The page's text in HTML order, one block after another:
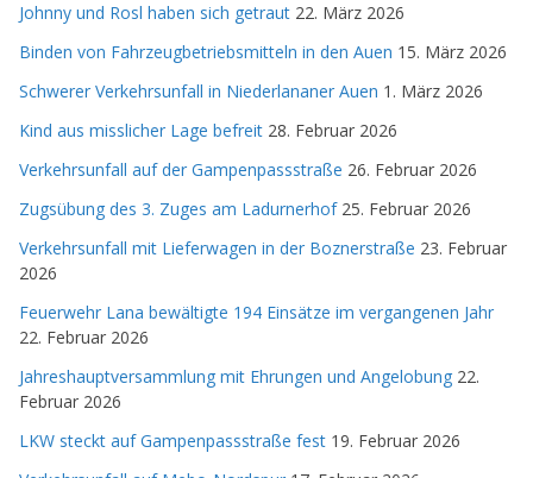
Johnny und Rosl haben sich getraut 22. März 2026
Binden von Fahrzeugbetriebsmitteln in den Auen 15. März 2026
Schwerer Verkehrsunfall in Niederlananer Auen 1. März 2026
Kind aus misslicher Lage befreit 28. Februar 2026
Verkehrsunfall auf der Gampenpassstraße 26. Februar 2026
Zugsübung des 3. Zuges am Ladurnerhof 25. Februar 2026
Verkehrsunfall mit Lieferwagen in der Boznerstraße 23. Februar
2026
Feuerwehr Lana bewältigte 194 Einsätze im vergangenen Jahr
22. Februar 2026
Jahreshauptversammlung mit Ehrungen und Angelobung 22.
Februar 2026
LKW steckt auf Gampenpassstraße fest 19. Februar 2026